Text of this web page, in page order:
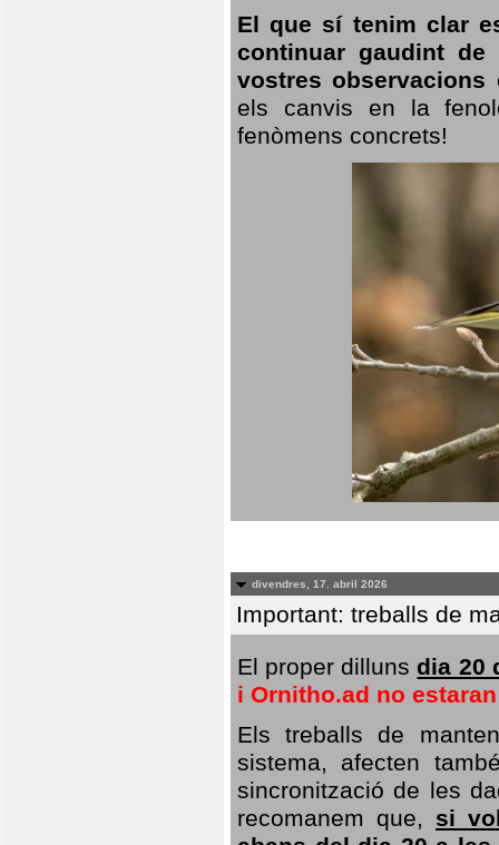
El que sí tenim clar
continuar gaudint
vostres
els canvis en la
fenòmens concrets!
divendres, 17. abril 2026
Important: treballs de
El proper dilluns dia 20
i Ornitho.ad no
Els treballs de
sistema, afecten
sincronització de les
recomanem que, si